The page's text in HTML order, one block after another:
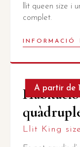
llit queen size i
complet.
INFORMACIÓ
A partir de
Llit King